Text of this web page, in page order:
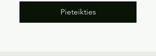
Pieteikties